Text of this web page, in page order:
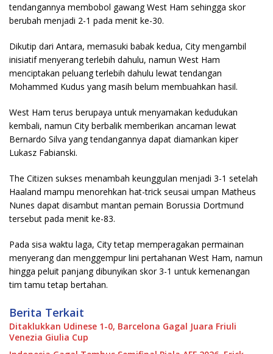
tendangannya membobol gawang West Ham sehingga skor
berubah menjadi 2-1 pada menit ke-30.
Dikutip dari Antara, memasuki babak kedua, City mengambil
inisiatif menyerang terlebih dahulu, namun West Ham
menciptakan peluang terlebih dahulu lewat tendangan
Mohammed Kudus yang masih belum membuahkan hasil.
West Ham terus berupaya untuk menyamakan kedudukan
kembali, namun City berbalik memberikan ancaman lewat
Bernardo Silva yang tendangannya dapat diamankan kiper
Lukasz Fabianski.
The Citizen sukses menambah keunggulan menjadi 3-1 setelah
Haaland mampu menorehkan hat-trick seusai umpan Matheus
Nunes dapat disambut mantan pemain Borussia Dortmund
tersebut pada menit ke-83.
Pada sisa waktu laga, City tetap memperagakan permainan
menyerang dan menggempur lini pertahanan West Ham, namun
hingga peluit panjang dibunyikan skor 3-1 untuk kemenangan
tim tamu tetap bertahan.
Berita Terkait
Ditaklukkan Udinese 1-0, Barcelona Gagal Juara Friuli
Venezia Giulia Cup